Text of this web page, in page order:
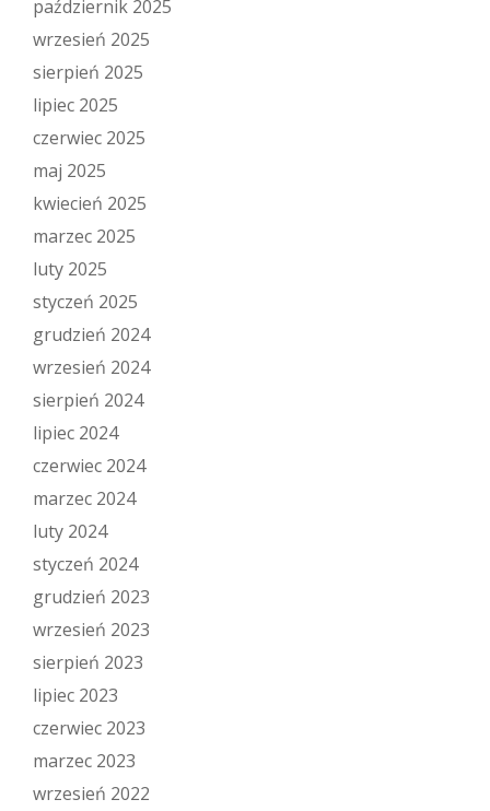
październik 2025
wrzesień 2025
sierpień 2025
lipiec 2025
czerwiec 2025
maj 2025
kwiecień 2025
marzec 2025
luty 2025
styczeń 2025
grudzień 2024
wrzesień 2024
sierpień 2024
lipiec 2024
czerwiec 2024
marzec 2024
luty 2024
styczeń 2024
grudzień 2023
wrzesień 2023
sierpień 2023
lipiec 2023
czerwiec 2023
marzec 2023
wrzesień 2022